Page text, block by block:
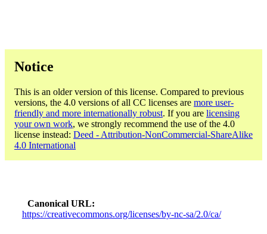
Notice
This is an older version of this license. Compared to previous
versions, the 4.0 versions of all CC licenses are more user-
friendly and more internationally robust. If you are licensing
your own work, we strongly recommend the use of the 4.0
license instead: Deed - Attribution-NonCommercial-ShareAlike
4.0 International
Canonical URL
https://creativecommons.org/licenses/by-nc-sa/2.0/ca/